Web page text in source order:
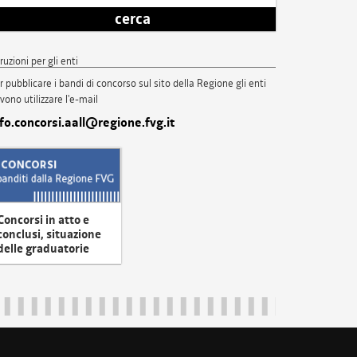
cerca
per gli enti
pubblicare i bandi di concorso sul sito della Regione gli enti
utilizzare l'e-mail
in atto e
situazione
graduatorie